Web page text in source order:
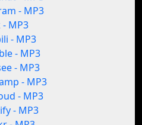
- MP3
- MP3
- MP3
- MP3
- MP3
- MP3
- MP3
- MP3